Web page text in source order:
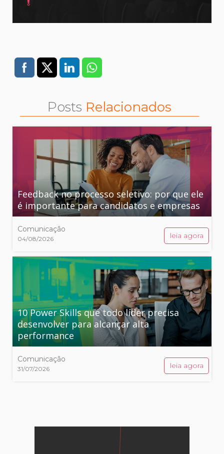
Posts Relacionados
Feedback no processo seletivo: por que ele
é importante para candidatos e empresas
Comunicação
04/08/2026 leia agora
10 Power Skills que todo líder precisa
desenvolver para alcançar alta
performance
Comunicação
31/07/2026 leia agora